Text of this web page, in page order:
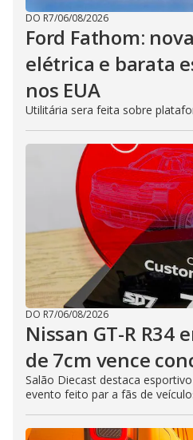
DO R7/06/08/2026
Ford Fathom:
elétrica e barata
nos EUA
Utilitária sera feita sobre
DO R7/06/08/2026
Nissan GT-R R34
de 7cm vence
Salão Diecast destaca
evento feito par a fãs de